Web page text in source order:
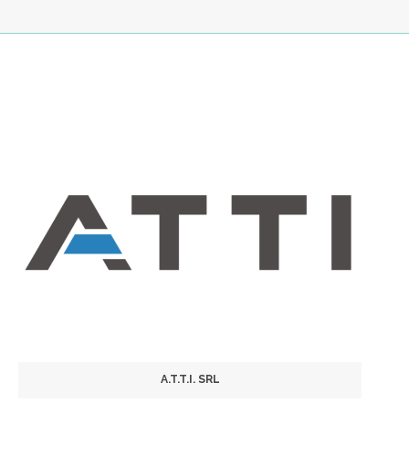
A.T.T.I. SRL